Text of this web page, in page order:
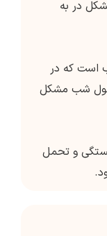
در به
است که در
شب مشکل
و تحمل